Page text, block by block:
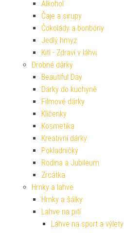
Alkohol
Čaje a sirupy
Čokolády a bonbóny
Jedlý hmyz
Kitl - Zdraví v láhvi
Drobné dárky
Beautiful Day
Dárky do kuchyně
Filmové dárky
Klíčenky
Kosmetika
Kreativní dárky
Pokladničky
Rodina a Jubileum
Zrcátka
Hrnky a lahve
Hrnky a šálky
Lahve na pití
Láhve na sport a výlety